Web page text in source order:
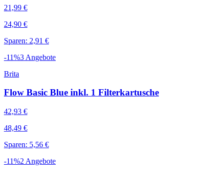
21,99 €
24,90 €
Sparen: 2,91 €
-11%3 Angebote
Brita
Flow Basic Blue inkl. 1 Filterkartusche
42,93 €
48,49 €
Sparen: 5,56 €
-11%2 Angebote